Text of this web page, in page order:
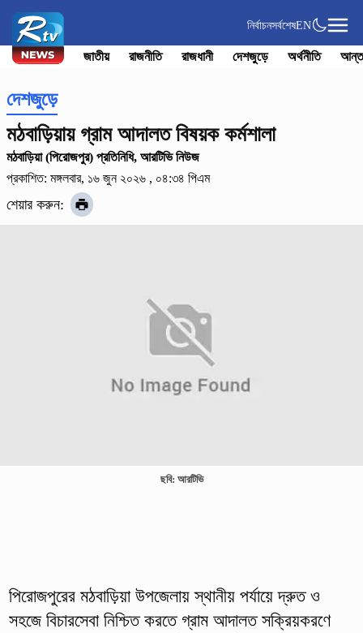
নির্বাচনসর্বশেষEN
জাতীয় রাজনীতি রাজধানী দেশজুড়ে অর্থনীতি
দেশজুড়ে
মঠবাড়িয়ায় গ্রাম আদালত বিষয়ক কর্মশালা
মঠবাড়িয়া (পিরোজপুর) প্রতিনিধি, আরটিভি নিউজ
প্রকাশিত: মঙ্গলবার, ১৬ জুন ২০২৬ , ০৪:৩৪ পিএম
শেয়ার করুন:
ছবি: আরটিভি
পিরোজপুরের মঠবাড়িয়া উপজেলায় স্থানীয় পর্যায়ে দ্রুত ও
সহজে বিচারসেবা নিশ্চিত করতে গ্রাম আদালত সক্রিয়করণে